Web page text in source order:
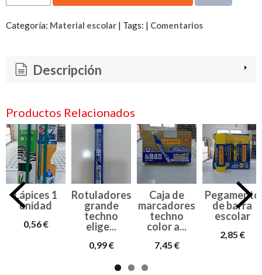
Categoría: Material escolar | Tags: | Comentarios
Descripción
Productos Relacionados
Lápices 1
unidad
0,56 €
Rotuladores
grande
techno
elige...
0,99 €
Caja de
marcadores
techno
color a...
7,45 €
Pegamento
de barra
escolar
2,85 €